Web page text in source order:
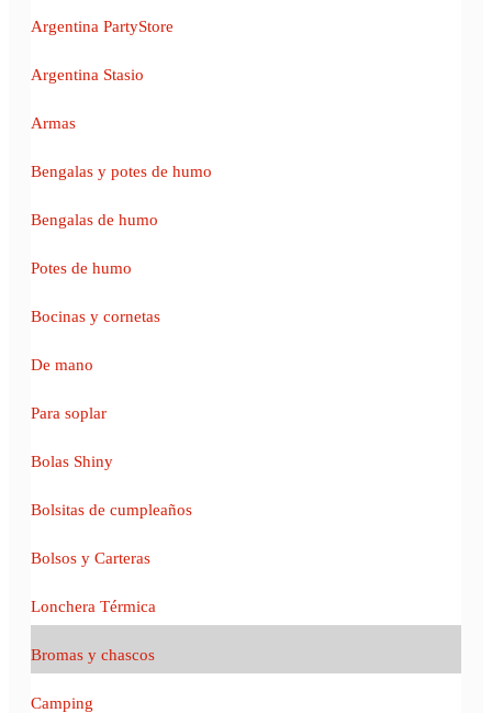
Argentina PartyStore
Argentina Stasio
Armas
Bengalas y potes de humo
Bengalas de humo
Potes de humo
Bocinas y cornetas
De mano
Para soplar
Bolas Shiny
Bolsitas de cumpleaños
Bolsos y Carteras
Lonchera Térmica
Bromas y chascos
Camping